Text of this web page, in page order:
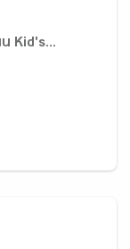
Kid's...